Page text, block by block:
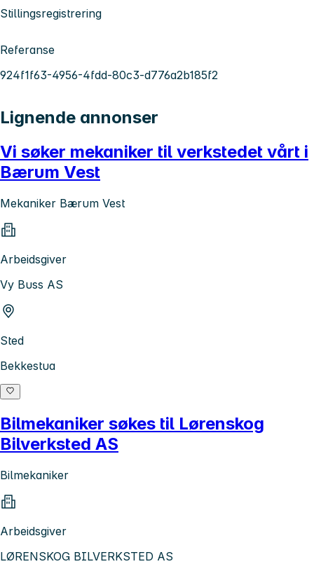
Stillingsregistrering
Referanse
924f1f63-4956-4fdd-80c3-d776a2b185f2
Lignende annonser
Vi søker mekaniker til verkstedet vårt i
Bærum Vest
Mekaniker Bærum Vest
Arbeidsgiver
Vy Buss AS
Sted
Bekkestua
Bilmekaniker søkes til Lørenskog
Bilverksted AS
Bilmekaniker
Arbeidsgiver
LØRENSKOG BILVERKSTED AS